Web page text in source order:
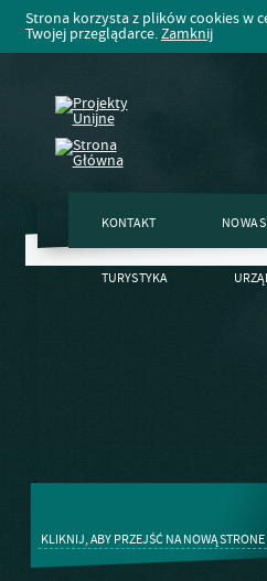
Strona korzysta z plików cookies w
Twojej przeglądarce.Zamknij
KONTAKT NOWA
TURYSTYKA
KLIKNIJ, ABY PRZEJŚĆ NA NOWĄ STRONE